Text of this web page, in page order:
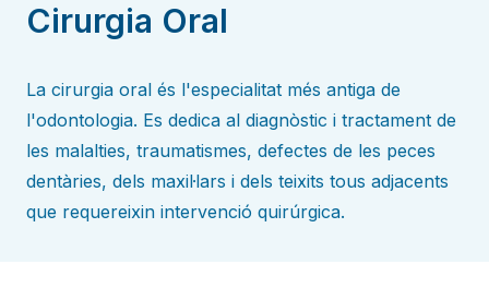
Cirurgia Oral
La cirurgia oral és l'especialitat més antiga de
l'odontologia. Es dedica al diagnòstic i tractament de
les malalties, traumatismes, defectes de les peces
dentàries, dels maxil·lars i dels teixits tous adjacents
que requereixin intervenció quirúrgica.